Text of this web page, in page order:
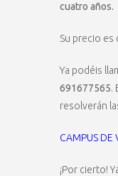
cuatro años.
Su precio es
Ya podéis
691677565.
resolverán
CAMPUS DE
¡Por cierto!